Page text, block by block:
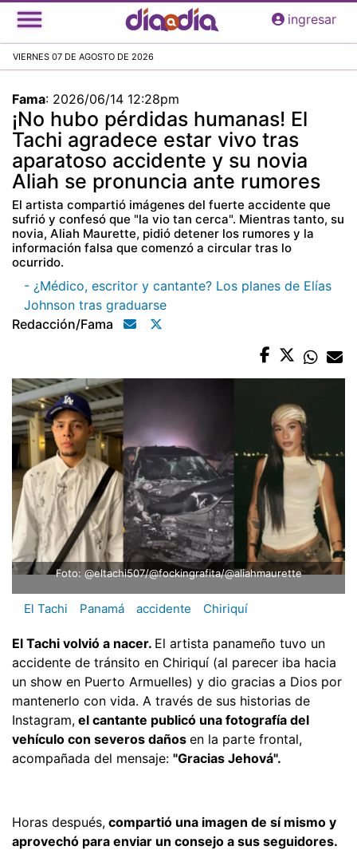
Pasar
al
principal
ingresar
VIERNES 07 DE AGOSTO DE 2026
Fama: 2026/06/14 12:28pm
¡No hubo pérdidas humanas! El
Tachi agradece estar vivo tras
aparatoso accidente y su novia
Aliah se pronuncia ante rumores
El artista compartió imágenes del fuerte accidente que
sufrió y confesó que "la vio tan cerca". Mientras tanto, su
novia, Aliah Maurette, pidió detener los rumores y la
información falsa que comenzó a circular tras lo
ocurrido.
- ¿Médico, escritor y cantante? Los planes de Elías
Johnson tras graduarse
Redacción/fama
Foto: @eltachi507/@fockingrafita/@aliahmaurette
El Tachi Panamá accidente Chiriquí
El Tachi volvió a nacer. El artista panameño tuvo un
accidente de tránsito en Chiriquí (al parecer iba hacia
un show en Puerto Armuelles) y dio gracias a Dios por
mantenerlo con vida. A través de sus historias de
Instagram, el cantante publicó una fotografía del
vehículo con severos daños en la parte frontal,
acompañada del mensaje: "Gracias Jehová".
Horas después, compartió una imagen de sí mismo y
aprovechó para enviar un consejo a sus seguidores.